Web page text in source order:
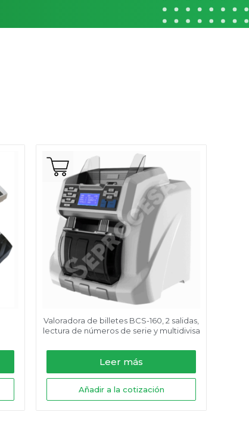
Valoradora de billetes BCS-160, 2 salidas,
lectura de números de serie y multidivisa
Leer más
Añadir a la cotización